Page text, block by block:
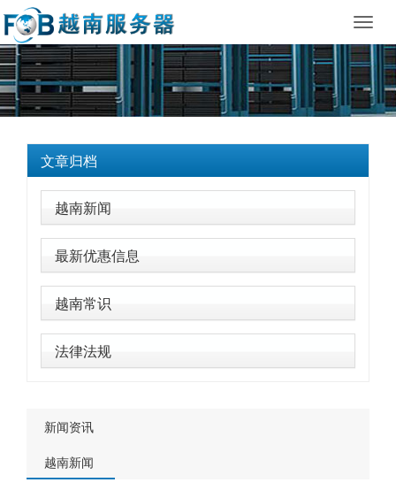
文章归档
越南新闻
最新优惠信息
越南常识
法律法规
新闻资讯
越南新闻